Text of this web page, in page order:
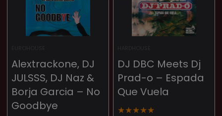
Alextrackone, DJ
JULSSS, DJ Naz &
Borja Garcia – No
Goodbye
DJ DBC Meets Dj
Prad-o – Espada
Que Vuela
★★★★★